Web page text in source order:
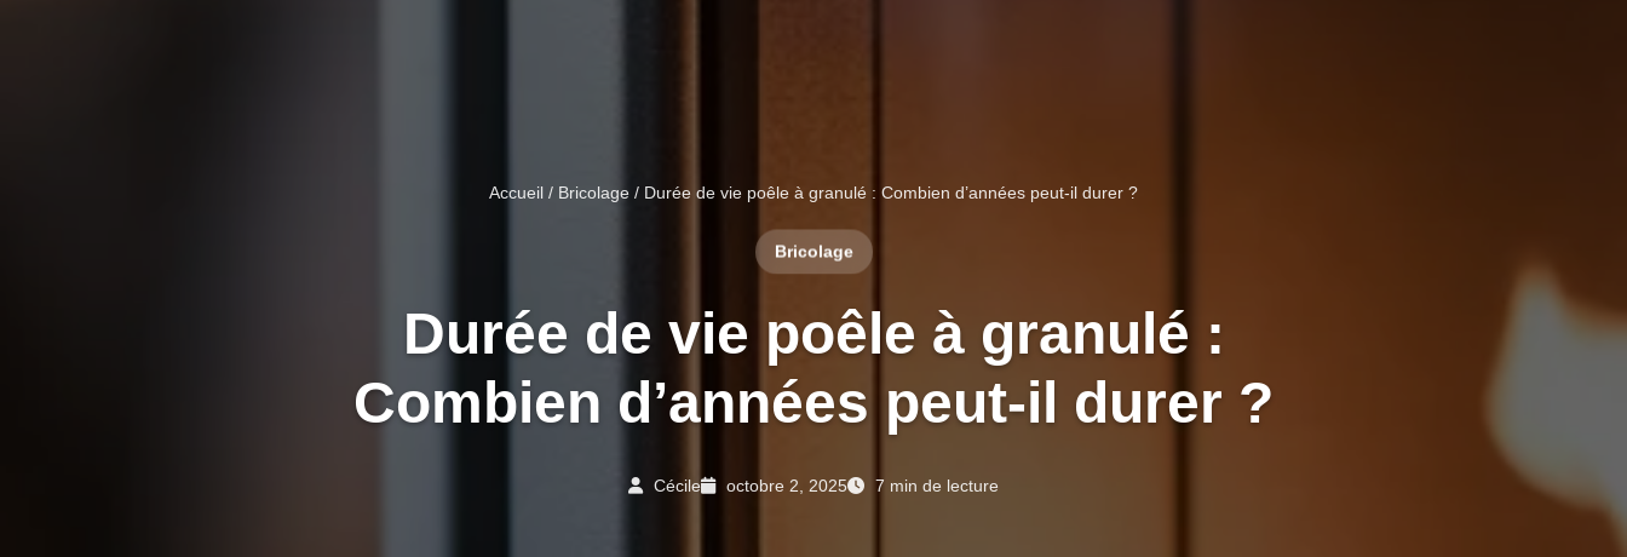
Accueil / Bricolage / Durée de vie poêle à granulé : Combien d’années peut-il durer ?
Bricolage
Durée de vie poêle à granulé :
Combien d’années peut-il durer ?
Cécile octobre 2, 2025 7 min de lecture